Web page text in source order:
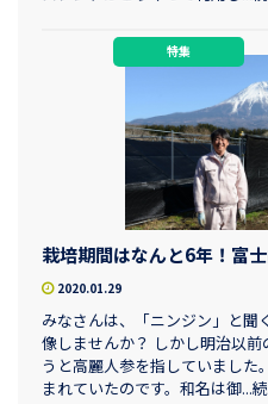
特集
2020.01.29
みなさんは、「ニンジン」と聞
像しませんか？ しかし明治以
うと高麗人参を指していました
まれていたのです。和名は御...